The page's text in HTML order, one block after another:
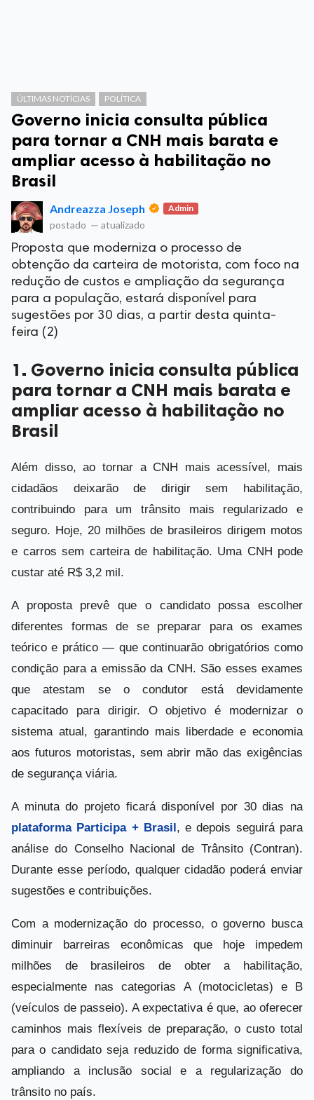
ÚLTIMAS NOTÍCIAS POLÍTICA
Governo inicia consulta pública
para tornar a CNH mais barata e
ampliar acesso à habilitação no
Brasil
Andreazza Joseph Admin
postado — atualizado
Proposta que moderniza o processo de
obtenção da carteira de motorista, com foco na
redução de custos e ampliação da segurança
para a população, estará disponível para
sugestões por 30 dias, a partir desta quinta-
feira (2)
1. Governo inicia consulta pública
para tornar a CNH mais barata e
ampliar acesso à habilitação no
Brasil
Além disso, ao tornar a CNH mais acessível, mais
cidadãos deixarão de dirigir sem habilitação,
contribuindo para um trânsito mais regularizado e
seguro. Hoje, 20 milhões de brasileiros dirigem motos
e carros sem carteira de habilitação. Uma CNH pode
custar até R$ 3,2 mil.
A proposta prevê que o candidato possa escolher
diferentes formas de se preparar para os exames
teórico e prático — que continuarão obrigatórios como
condição para a emissão da CNH. São esses exames
que atestam se o condutor está devidamente
capacitado para dirigir. O objetivo é modernizar o
sistema atual, garantindo mais liberdade e economia
aos futuros motoristas, sem abrir mão das exigências
de segurança viária.
A minuta do projeto ficará disponível por 30 dias na
plataforma Participa + Brasil , e depois seguirá para
análise do Conselho Nacional de Trânsito (Contran).
Durante esse período, qualquer cidadão poderá enviar
sugestões e contribuições.
Com a modernização do processo, o governo busca
diminuir barreiras econômicas que hoje impedem
milhões de brasileiros de obter a habilitação,
especialmente nas categorias A (motocicletas) e B
(veículos de passeio). A expectativa é que, ao oferecer
caminhos mais flexíveis de preparação, o custo total
para o candidato seja reduzido de forma significativa,
ampliando a inclusão social e a regularização do
trânsito no país.